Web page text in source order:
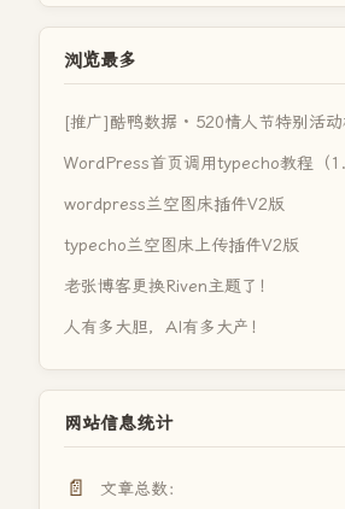
浏览最多
[推广]酷鸭数据 · 520情人节特别活动
WordPress首页调用typecho教程（
wordpress兰空图床插件V2版
typecho兰空图床上传插件V2版
老张博客更换Riven主题了！
人有多大胆，AI有多大产！
网站信息统计
📄 文章总数：